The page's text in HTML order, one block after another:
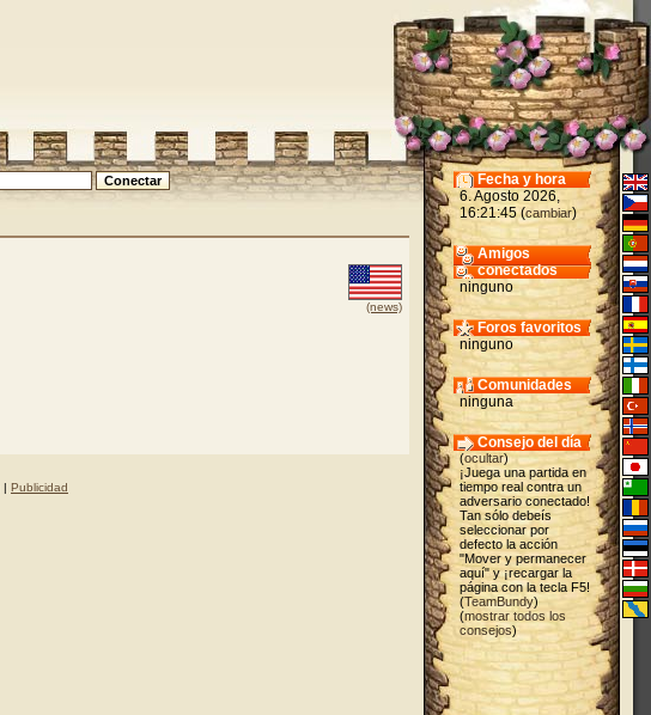
(news)
| Publicidad
Fecha y hora
6. Agosto 2026,
16:21:45 (cambiar)
Amigos
conectados
ninguno
Foros favoritos
ninguno
Comunidades
ninguna
Consejo del día
(ocultar)
¡Juega una partida en
tiempo real contra un
adversario conectado!
Tan sólo debeís
seleccionar por
defecto la acción
"Mover y permanecer
aquí" y ¡recargar la
página con la tecla F5!
(TeamBundy)
(mostrar todos los
consejos)